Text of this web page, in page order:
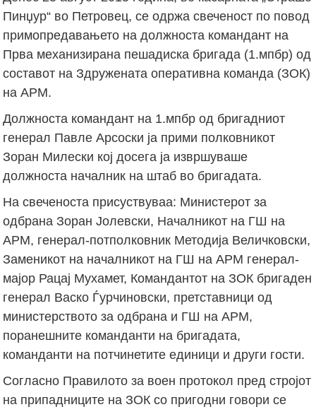
Пинџур“ во Петровец, се одржа свеченост по повод
примопредавањето на должноста командант на
Прва механизирана пешадиска бригада (1.мпбр) од
составот на Здружената оперативна команда (ЗОК)
на АРМ.
Должноста командант на 1.мпбр од бригадниот
генерал Павле Арсоски ја прими полковникот
Зоран Милески кој досега ја извршуваше
должноста началник на штаб во бригадата.
На свеченоста присуствуваа: Министерот за
одбрана Зоран Јолевски, Началникот на ГШ на
АРМ, генерал-потполковник Методија Величковски,
Заменикот на началникот на ГШ на АРМ генерал-
мајор Рацај Мухамет, Командантот на ЗОК бригаден
генерал Васко Ѓурчиновски, претставници од
министерството за одбрана и ГШ на АРМ,
поранешните команданти на бригадата,
команданти на потчинетите единици и други гости.
Согласно Правилото за воен протокол пред стројот
на припадниците на ЗОК со пригодни говори се